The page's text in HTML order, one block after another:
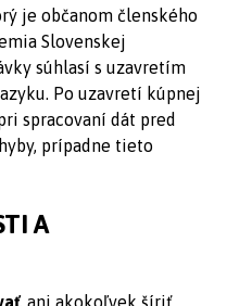
je občanom členského
Slovenskej
súhlasí s uzavretím
Po uzavretí kúpnej
spracovaní dát pred
prípadne tieto
A
, ani akokoľvek šíriť